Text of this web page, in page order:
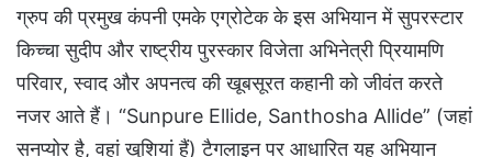
ग्रुप की प्रमुख कंपनी एमके एग्रोटेक के इस अभियान में सुपरस्टार
किच्चा सुदीप और राष्ट्रीय पुरस्कार विजेता अभिनेत्री प्रियामणि
परिवार, स्वाद और अपनत्व की खूबसूरत कहानी को जीवंत करते
नजर आते हैं। “Sunpure Ellide, Santhosha Allide” (जहां
सनप्योर है, वहां खुशियां हैं) टैगलाइन पर आधारित यह अभियान